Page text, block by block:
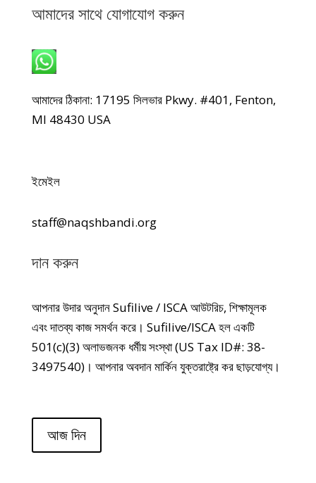
আমাদের সাথে যোগাযোগ করুন
হোয়াটসঅ্যাপ: +1 240-499-5704
আমাদের ঠিকানা: 17195 সিলভার Pkwy. #401, Fenton,
MI 48430 USA
ইমেইল
staff@naqshbandi.org
দান করুন
আপনার উদার অনুদান Sufilive / ISCA আউটরিচ, শিক্ষামূলক
এবং দাতব্য কাজ সমর্থন করে। Sufilive/ISCA হল একটি
501(c)(3) অলাভজনক ধর্মীয় সংস্থা (US Tax ID#: 38-
3497540)। আপনার অবদান মার্কিন যুক্তরাষ্ট্রে কর ছাড়যোগ্য।
আজ দিন